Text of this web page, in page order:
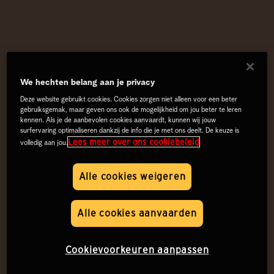
We hechten belang aan je privacy
Deze website gebruikt cookies. Cookies zorgen niet alleen voor een beter
gebruiksgemak, maar geven ons ook de mogelijkheid om jou beter te leren
kennen. Als je de aanbevolen cookies aanvaardt, kunnen wij jouw
surfervaring optimaliseren dankzij de info die je met ons deelt. De keuze is
volledig aan jou.Lees meer over ons cookiebeleid
Alle cookies weigeren
Alle cookies aanvaarden
Cookievoorkeuren aanpassen